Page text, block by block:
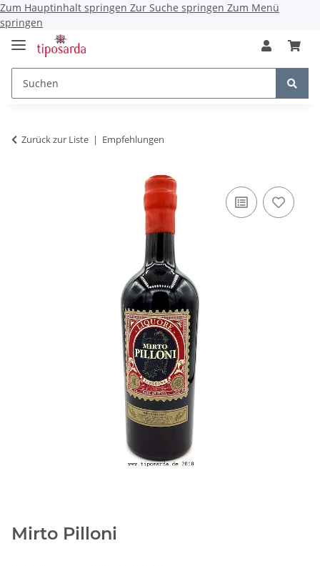
Zum Hauptinhalt springen Zur Suche springen Zum Menü
springen
Zurück zur Liste Empfehlungen
Mirto Pilloni